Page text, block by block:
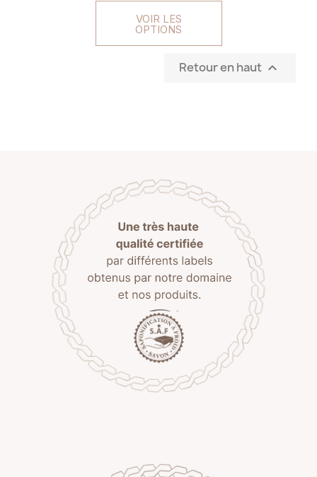
VOIR LES
OPTIONS
Retour en haut 